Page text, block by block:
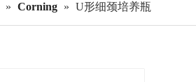
» Corning » U形细颈培养瓶